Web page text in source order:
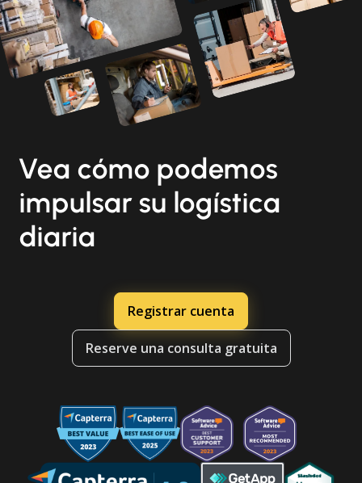
Vea cómo podemos
impulsar su logística
diaria
Registrar cuenta
Reserve una consulta gratuita